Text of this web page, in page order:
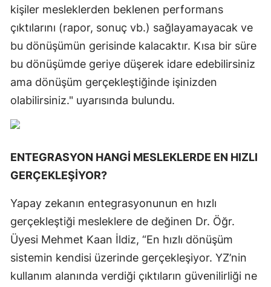
kişiler mesleklerden beklenen performans
çıktılarını (rapor, sonuç vb.) sağlayamayacak ve
bu dönüşümün gerisinde kalacaktır. Kısa bir süre
bu dönüşümde geriye düşerek idare edebilirsiniz
ama dönüşüm gerçekleştiğinde işinizden
olabilirsiniz." uyarısında bulundu.
ENTEGRASYON HANGİ MESLEKLERDE EN HIZLI
GERÇEKLEŞİYOR?
Yapay zekanın entegrasyonunun en hızlı
gerçekleştiği mesleklere de değinen Dr. Öğr.
Üyesi Mehmet Kaan İldiz, “En hızlı dönüşüm
sistemin kendisi üzerinde gerçekleşiyor. YZ’nin
kullanım alanında verdiği çıktıların güvenilirliği ne